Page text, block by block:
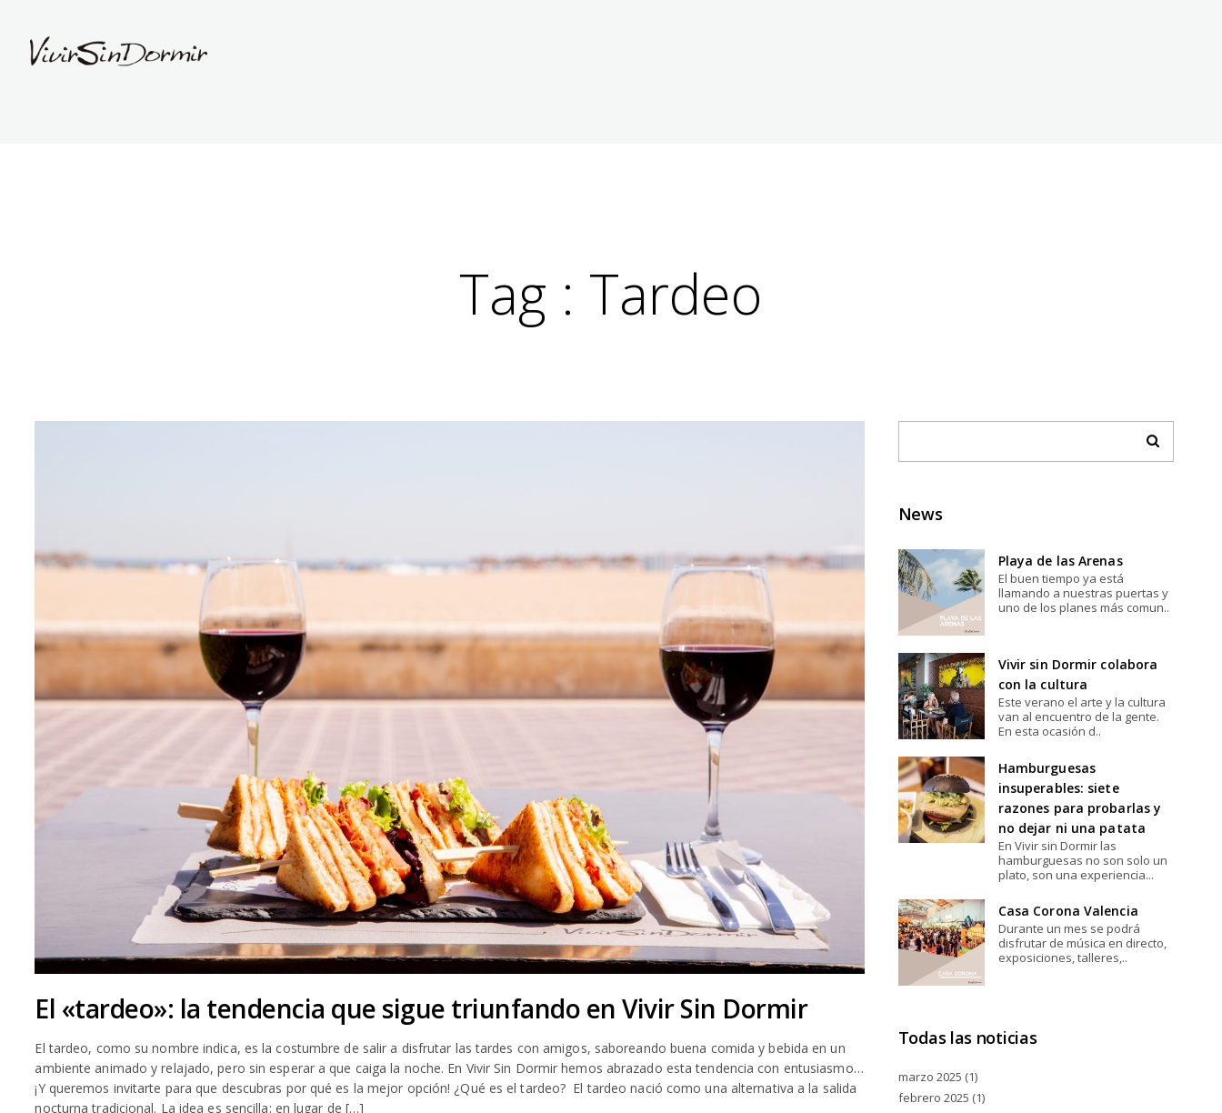
Tag : Tardeo
El «tardeo»: la tendencia que sigue triunfando en Vivir Sin Dormir
El tardeo, como su nombre indica, es la costumbre de salir a disfrutar las tardes con amigos, saboreando buena comida y bebida en un
ambiente animado y relajado, pero sin esperar a que caiga la noche. En Vivir Sin Dormir hemos abrazado esta tendencia con entusiasmo…
¡Y queremos invitarte para que descubras por qué es la mejor opción! ¿Qué es el tardeo? El tardeo nació como una alternativa a la salida
nocturna tradicional. La idea es sencilla: en lugar de […]
News
Playa de las Arenas
El buen tiempo ya está
llamando a nuestras puertas y
uno de los planes más comun..
Vivir sin Dormir colabora
con la cultura
Este verano el arte y la cultura
van al encuentro de la gente.
En esta ocasión d..
Hamburguesas
insuperables: siete
razones para probarlas y
no dejar ni una patata
En Vivir sin Dormir las
hamburguesas no son solo un
plato, son una experiencia...
Casa Corona Valencia
Durante un mes se podrá
disfrutar de música en directo,
exposiciones, talleres,..
Todas las noticias
marzo 2025 (1)
febrero 2025 (1)